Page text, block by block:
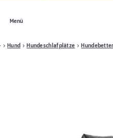
Menü
Hund Hundeschlafplätze